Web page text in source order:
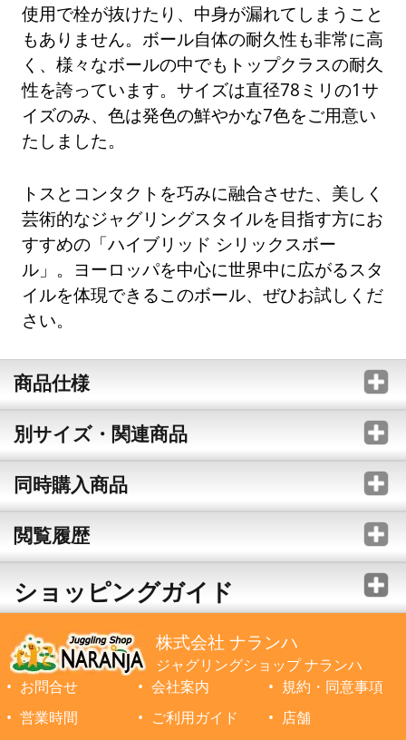
使用で栓が抜けたり、中身が漏れてしまうこと
もありません。ボール自体の耐久性も非常に高
く、様々なボールの中でもトップクラスの耐久
性を誇っています。サイズは直径78ミリの1サ
イズのみ、色は発色の鮮やかな7色をご用意い
たしました。
トスとコンタクトを巧みに融合させた、美しく
芸術的なジャグリングスタイルを目指す方にお
すすめの「ハイブリッド シリックスボー
ル」。ヨーロッパを中心に世界中に広がるスタ
イルを体現できるこのボール、ぜひお試しくだ
さい。
商品仕様
別サイズ・関連商品
同時購入商品
閲覧履歴
ショッピングガイド
株式会社 ナランハ
ジャグリングショップ ナランハ
お問合せ
会社案内
規約・同意事項
営業時間
ご利用ガイド
店舗